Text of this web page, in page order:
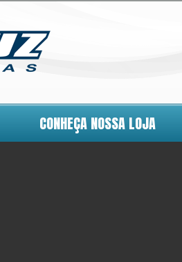
CONHEÇA NOSSA LOJA